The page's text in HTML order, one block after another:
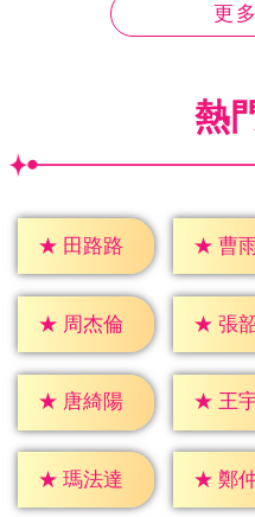
更
熱
★ 田路路 ★ 曹
★ 周杰倫 ★ 張
★ 唐綺陽 ★ 王
★ 瑪法達 ★ 鄭